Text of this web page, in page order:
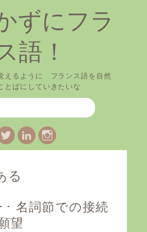
ずにフラ
語！
えるように フランス語を自然
ばにしていきたいな
TwitterLinkedIn
Instagram
る
名詞節での接続
望